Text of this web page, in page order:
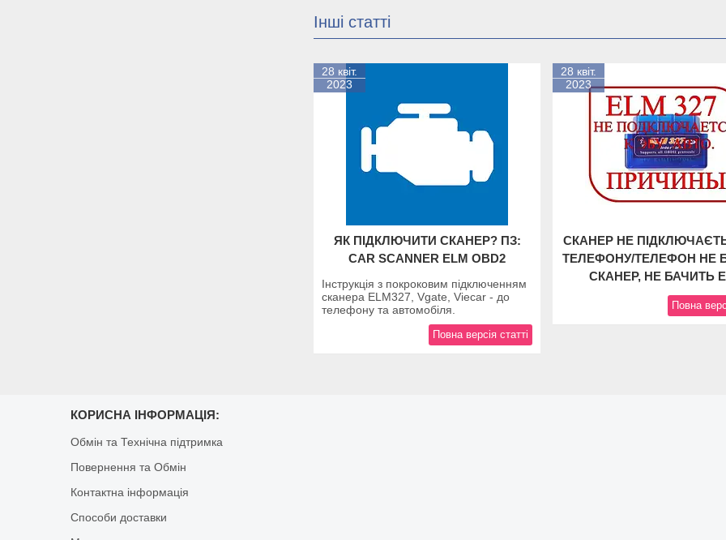
Інші статті
28 квіт.
2023
ЯК ПІДКЛЮЧИТИ СКАНЕР? ПЗ:
CAR SCANNER ELM OBD2
Інструкція з покроковим підключенням
сканера ELM327, Vgate, Viecar - до
телефону та автомобіля.
Повна версія статті
28 квіт.
2023
СКАНЕР НЕ
ТЕЛЕФОНУ/ТЕЛЕФОН НЕ
СКАНЕР, НЕ БАЧИТЬ
Повна
КОРИСНА ІНФОРМАЦІЯ:
Обмін та Технічна підтримка
Повернення та Обмін
Контактна інформація
Способи доставки